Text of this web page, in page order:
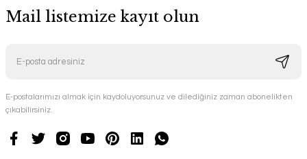
Mail listemize kayıt olun
E-postalarımızı almak için kaydoluyorsunuz ve dilediğiniz zaman abonelikten
çıkabilirsiniz.